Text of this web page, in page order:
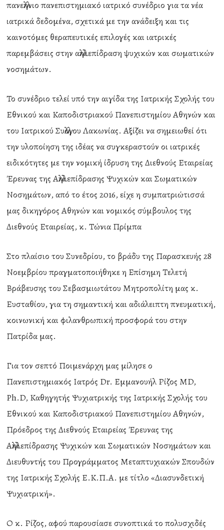
πανελλήνιο πανεπιστημιακό ιατρικό συνέδριο για τα νέα
ιατρικά δεδομένα, σχετικά με την ανάδειξη και τις
καινοτόμες θεραπευτικές επιλογές και ιατρικές
παρεμβάσεις στην αλληλεπίδραση ψυχικών και σωματικών
νοσημάτων.
Το συνέδριο τελεί υπό την αιγίδα της Ιατρικής Σχολής του
Εθνικού και Καποδιστριακού Πανεπιστημίου Αθηνών και
του Ιατρικού Συλλόγου Λακωνίας. Αξίζει να σημειωθεί ότι
την υλοποίηση της ιδέας να συγκεραστούν οι ιατρικές
ειδικότητες με την νομική ίδρυση της Διεθνούς Εταιρείας
Έρευνας της Αλληλεπίδρασης Ψυχικών και Σωματικών
Νοσημάτων, από το έτος 2016, είχε η συμπατριώτισσά
μας δικηγόρος Αθηνών και νομικός σύμβουλος της
Διεθνούς Εταιρείας, κ. Τώνια Πρίμπα
Στο πλαίσιο του Συνεδρίου, το βράδυ της Παρασκευής 28
Νοεμβρίου πραγματοποιήθηκε η Επίσημη Τελετή
Βράβευσης του Σεβασμιωτάτου Μητροπολίτη μας κ.
Ευσταθίου, για τη σημαντική και αδιάλειπτη πνευματική,
κοινωνική και φιλανθρωπική προσφορά του στην
Πατρίδα μας.
Για τον σεπτό Ποιμενάρχη μας μίλησε ο
Πανεπιστημιακός Ιατρός Dr. Εμμανουήλ Ρίζος MD,
Ph.D, Καθηγητής Ψυχιατρικής της Ιατρικής Σχολής του
Εθνικού και Καποδιστριακού Πανεπιστημίου Αθηνών,
Πρόεδρος της Διεθνούς Εταιρείας Έρευνας της
Αλληλεπίδρασης Ψυχικών και Σωματικών Νοσημάτων και
Διευθυντής του Προγράμματος Μεταπτυχιακών Σπουδών
της Ιατρικής Σχολής Ε.Κ.Π.Α. με τίτλο «Διασυνδετική
Ψυχιατρική».
Ο κ. Ρίζος, αφού παρουσίασε συνοπτικά το πολυσχιδές